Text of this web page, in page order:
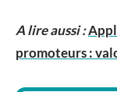
A lire aussi :
promoteurs :